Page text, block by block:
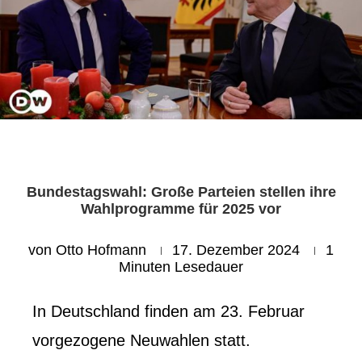
Bundestagswahl: Große Parteien stellen ihre
Wahlprogramme für 2025 vor
von Otto Hofmann 17. Dezember 2024
1
Minuten Lesedauer
In Deutschland finden am 23. Februar
vorgezogene Neuwahlen statt.